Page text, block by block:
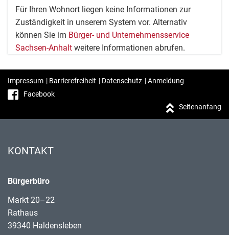
Für Ihren Wohnort liegen keine Informationen zur
Zuständigkeit in unserem System vor. Alternativ
können Sie im Bürger- und Unternehmensservice
Sachsen-Anhalt weitere Informationen abrufen.
Impressum | Barrierefreiheit | Datenschutz |Anmeldung
Facebook
Seitenanfang
KONTAKT
Bürgerbüro
Markt 20–22
Rathaus
39340 Haldensleben